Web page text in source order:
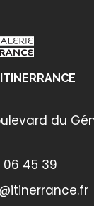
du
06 45 39